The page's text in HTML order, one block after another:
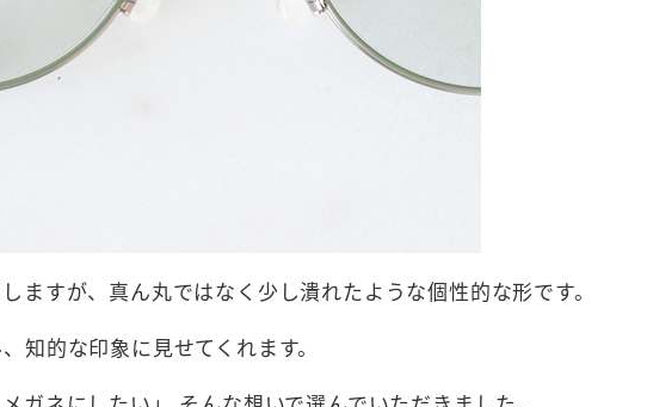
ますが、真ん丸ではなく少し潰れたような個性的な形です。
知的な印象に見せてくれます。